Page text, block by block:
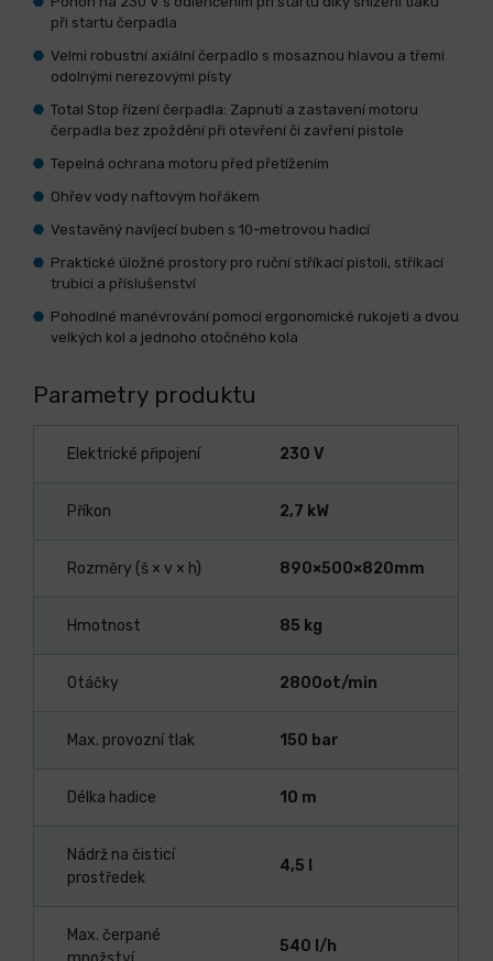
při startu čerpadla
Velmi robustní axiální čerpadlo s mosaznou hlavou a třemi
odolnými nerezovými písty
Total Stop řízení čerpadla: Zapnutí a zastavení motoru
čerpadla bez zpoždění při otevření či zavření pistole
Tepelná ochrana motoru před přetížením
Ohřev vody naftovým hořákem
Vestavěný navíjecí buben s 10-metrovou hadicí
Praktické úložné prostory pro ruční stříkací pistoli, stříkací
trubici a příslušenství
Pohodlné manévrování pomocí ergonomické rukojeti a dvou
velkých kol a jednoho otočného kola
Parametry produktu
Elektrické připojení 230 V
Příkon 2,7 kW
Rozměry (š × v × h) 890×500×820mm
Hmotnost 85 kg
Otáčky 2800ot/min
Max. provozní tlak 150 bar
Délka hadice 10 m
Nádrž na čisticí
prostředek
4,5 l
Max. čerpané
540 l/h